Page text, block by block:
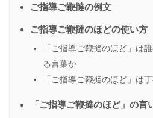
ご指導ご鞭撻の例文
ご指導ご鞭撻のほどの使い方
「ご指導ご鞭撻のほど」は
る言葉か
「ご指導ご鞭撻のほど」は
「ご指導ご鞭撻のほど」の